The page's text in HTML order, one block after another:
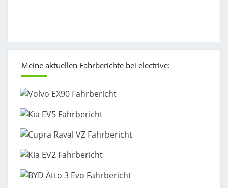
Meine aktuellen Fahrberichte bei electrive: